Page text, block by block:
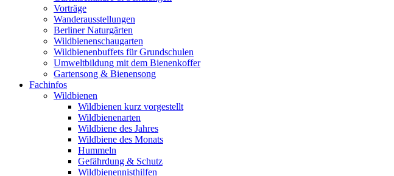
Vorträge
Wanderausstellungen
Berliner Naturgärten
Wildbienenschaugarten
Wildbienenbuffets für Grundschulen
Umweltbildung mit dem Bienenkoffer
Gartensong & Bienensong
Fachinfos
Wildbienen
Wildbienen kurz vorgestellt
Wildbienenarten
Wildbiene des Jahres
Wildbiene des Monats
Hummeln
Gefährdung & Schutz
Wildbienennisthilfen